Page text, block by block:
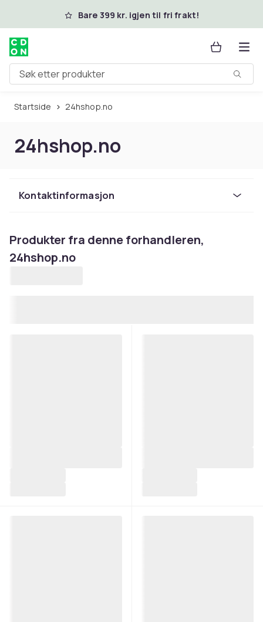
Hopp til hovedinnholdBare 399 kr. igjen til fri frakt!
Søk etter produkter
Startside 24hshop.no
24hshop.no
Kontaktinformasjon
Produkter fra denne forhandleren,
24hshop.no